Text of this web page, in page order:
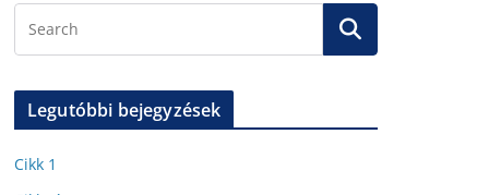
Legutóbbi bejegyzések
Cikk 1